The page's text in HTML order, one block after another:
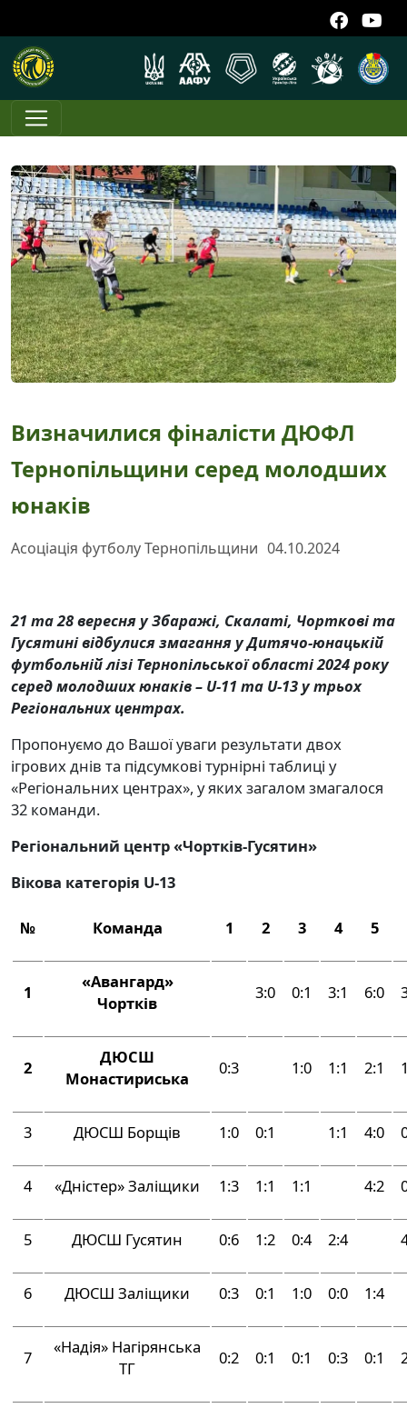
Визначилися фіналісти ДЮФЛ
Тернопільщини серед молодших
юнаків
Асоціація футболу Тернопільщини 04.10.2024
21 та 28 вересня у Збаражі, Скалаті, Чорткові та
Гусятині відбулися змагання у Дитячо-юнацькій
футбольній лізі Тернопільської області 2024 року
серед молодших юнаків – U-11 та U-13 у трьох
Регіональних центрах.
Пропонуємо до Вашої уваги результати двох
ігрових днів та підсумкові турнірні таблиці у
«Регіональних центрах», у яких загалом змагалося
32 команди.
Регіональний центр «Чортків-Гусятин»
Вікова категорія U-13
№ Команда 1 2 3 4 5
1
«Авангард»
Чортків
3:0 0:1 3:1 6:0
2
ДЮСШ
Монастириська
0:3 1:0 1:1 2:1
3 ДЮСШ Борщів 1:0 0:1 1:1 4:0
4 «Дністер» Заліщики 1:3 1:1 1:1 4:2
5 ДЮСШ Гусятин 0:6 1:2 0:4 2:4
6 ДЮСШ Заліщики 0:3 0:1 1:0 0:0 1:4
7
«Надія» Нагірянська
ТГ
0:2 0:1 0:1 0:3 0:1